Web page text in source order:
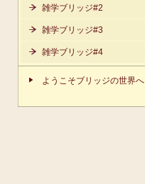
雑学ブリッジ#2
雑学ブリッジ#3
雑学ブリッジ#4
ようこそブリッジの世界へ